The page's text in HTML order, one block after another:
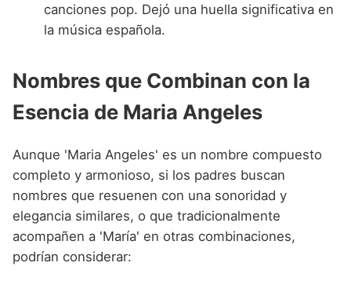
canciones pop. Dejó una huella significativa en
la música española.
Nombres que Combinan con la
Esencia de Maria Angeles
Aunque 'Maria Angeles' es un nombre compuesto
completo y armonioso, si los padres buscan
nombres que resuenen con una sonoridad y
elegancia similares, o que tradicionalmente
acompañen a 'María' en otras combinaciones,
podrían considerar: